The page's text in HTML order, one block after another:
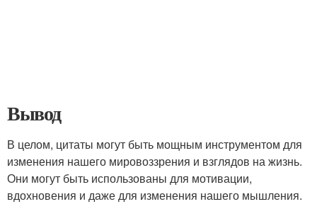
Вывод
В целом, цитаты могут быть мощным инструментом для
изменения нашего мировоззрения и взглядов на жизнь.
Они могут быть использованы для мотивации,
вдохновения и даже для изменения нашего мышления.